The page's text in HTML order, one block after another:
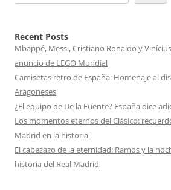
Recent Posts
Mbappé, Messi, Cristiano Ronaldo y
anuncio de LEGO Mundial
Camisetas retro de España: Homenaje al
Aragoneses
¿El equipo de De la Fuente? España dice
Los momentos eternos del Clásico:
Madrid en la historia
El cabezazo de la eternidad: Ramos y la
historia del Real Madrid